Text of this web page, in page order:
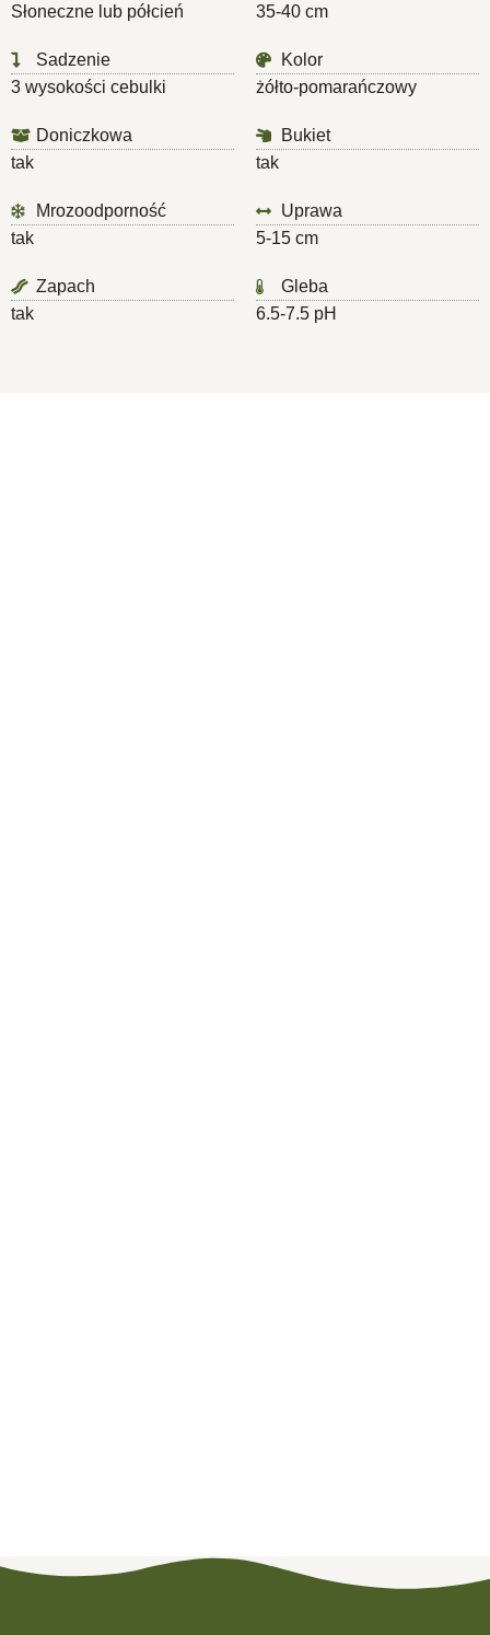
Słoneczne lub półcień
35-40 cm
Sadzenie
3 wysokości cebulki
Kolor
żółto-pomarańczowy
Doniczkowa
tak
Bukiet
tak
Mrozoodporność
tak
Uprawa
5-15 cm
Zapach
tak
Gleba
6.5-7.5 pH